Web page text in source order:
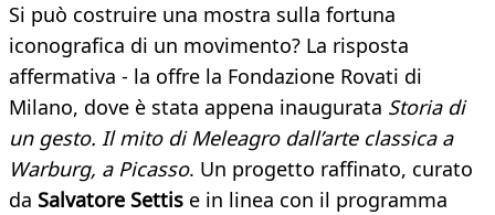
Si può costruire una mostra sulla fortuna
iconografica di un movimento? La risposta
affermativa - la offre la Fondazione Rovati di
Milano, dove è stata appena inaugurata Storia di
un gesto. Il mito di Meleagro dall’arte classica a
Warburg, a Picasso. Un progetto raffinato, curato
da Salvatore Settis e in linea con il programma